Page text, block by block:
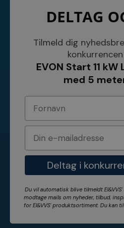
NETSALG EL & VVS APS
Søndergårdsvej 44
Danmark
E-mail: info@elvvs.dk
DELTAG
Tilmeld dig
EVON Start 11
med 5
Deltag i
Du vil automatisk blive tilmeldt
modtage mails om nyheder, tilbud,
for El&VVS' produktsortiment. Du kan